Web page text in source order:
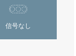
信号なし